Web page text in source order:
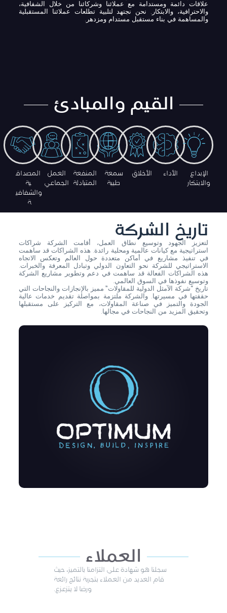
علاقات دائمة ومستدامة مع عملائنا وشركائنا من خلال الشفافية،
والاحترافية، والابتكار. نحن نجتهد لتلبية تطلعات عملائنا المستقبلية
والمساهمة في بناء مستقبل مستدام ومزدهر.
القيم والمبادئ
الأداء الأخلاق
الإبداع
والابتكار
سمعة
طيبة
المنفعة
المتبادلة
العمل
الجماعي
المصداق
ية
والشفافي
ة
تاريخ الشركة
لتعزيز الجهود وتوسيع نطاق العمل، أقامت الشركة شراكات
استراتيجية مع كيانات عالمية ومحلية رائدة. هذه الشراكات قد ساهمت
في تنفيذ مشاريع في أماكن متعددة حول العالم وتعكس الاتجاه
الاستراتيجي للشركة نحو التعاون الدولي وتبادل المعرفة والخبرات.
هذه الشراكات الفعالة قد ساهمت في دعم وتطوير مشاريع الشركة
وتوسيع نفوذها في السوق العالمي.
تاريخ “شركة الآمثل الدولية للمقاولات” مميز بالإنجازات والنجاحات التي
حققتها في مسيرتها. والشركة ملتزمة بمواصلة تقديم خدمات عالية
الجودة والتميز في صناعة المقاولات، مع التركيز على مستقبلها
وتحقيق المزيد من النجاحات في مجالها.
العملاء
سجلنا هو شهادة على التزامنا بالتميز، حيث
قام العديد من العملاء بتجربة نتائج رائعة
ورضا لا يتزعزع.